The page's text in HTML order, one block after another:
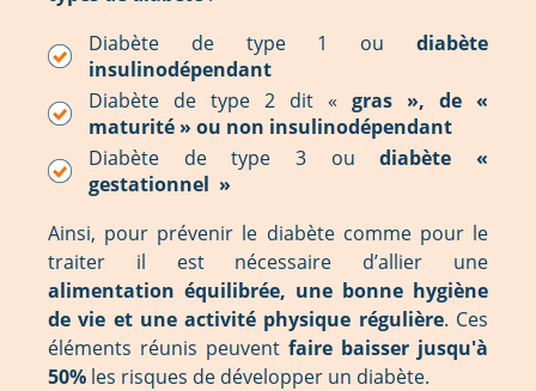
Diabète de type 1 ou diabète
insulinodépendant
Diabète de type 2 dit « gras », de «
maturité » ou non insulinodépendant
Diabète de type 3 oudiabète «
gestationnel »
Ainsi, pour prévenir le diabète comme pour le
traiter il est nécessaire d’allier une
alimentation équilibrée, une bonne hygiène
de vie et une activité physique régulière. Ces
éléments réunis peuvent faire baisser jusqu'à
50% les risques de développer un diabète.